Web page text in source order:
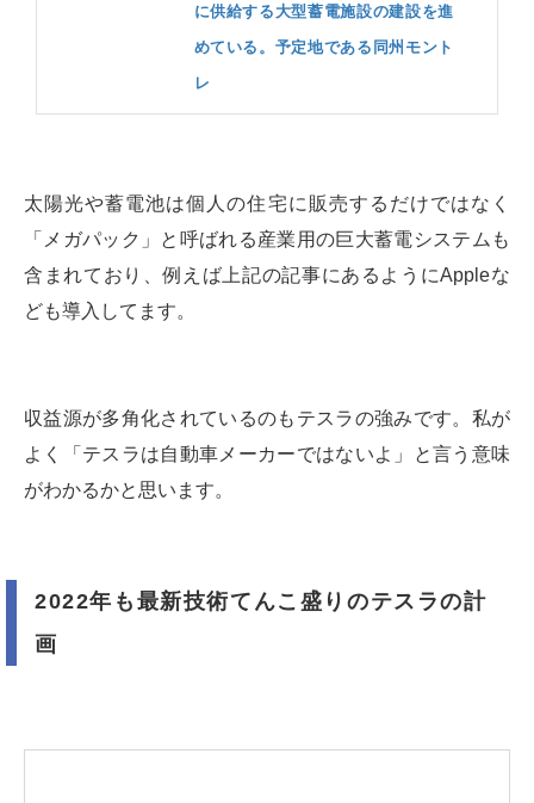
に供給する大型蓄電施設の建設を進
めている。予定地である同州モント
レ
太陽光や蓄電池は個人の住宅に販売するだけではなく
「メガパック」と呼ばれる産業用の巨大蓄電システムも
含まれており、例えば上記の記事にあるようにAppleな
ども導入してます。
収益源が多角化されているのもテスラの強みです。私が
よく「テスラは自動車メーカーではないよ」と言う意味
がわかるかと思います。
2022年も最新技術てんこ盛りのテスラの計
画